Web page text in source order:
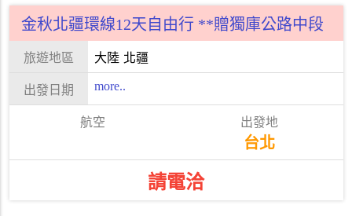
金秋北疆環線12天自由行 **贈獨庫公路中段
大陸 北疆
more..
台北
請電洽